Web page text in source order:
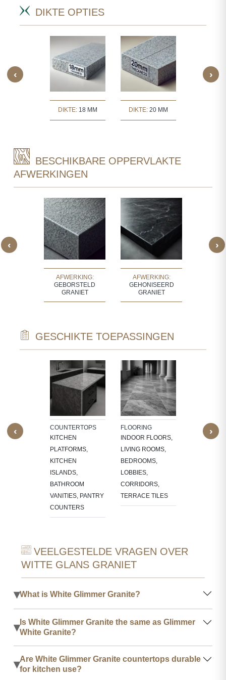
DIKTE OPTIES
‹
DIKTE: 18 MM DIKTE: 20 MM
›
BESCHIKBARE OPPERVLAKTE
AFWERKINGEN
‹
AFWERKING:
GEBORSTELD
GRANIET
AFWERKING:
GEHONISEERD
GRANIET
›
GESCHIKTE TOEPASSINGEN
‹
COUNTERTOPS
KITCHEN
PLATFORMS,
KITCHEN
ISLANDS,
BATHROOM
VANITIES, PANTRY
COUNTERS
FLOORING
INDOOR FLOORS,
LIVING ROOMS,
BEDROOMS,
LOBBIES,
CORRIDORS,
TERRACE TILES
BATHROOM
WALLS,
›
VEELGESTELDE VRAGEN OVER
WITTE GLANS GRANIET
▾What is White Glimmer Granite?
▾ Is White Glimmer Granite the same as Glimmer
White Granite?
▾Are White Glimmer Granite countertops durable
for kitchen use?